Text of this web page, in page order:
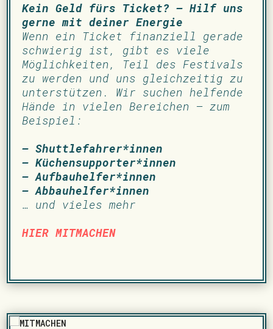
Kein Geld fürs Ticket? – Hilf uns
gerne mit deiner Energie
Wenn ein Ticket finanziell gerade
schwierig ist, gibt es viele
Möglichkeiten, Teil des Festivals
zu werden und uns gleichzeitig zu
unterstützen. Wir suchen helfende
Hände in vielen Bereichen – zum
Beispiel:
– Shuttlefahrer*innen
– Küchensupporter*innen
– Aufbauhelfer*innen
– Abbauhelfer*innen
… und vieles mehr
HIER MITMACHEN